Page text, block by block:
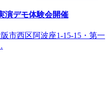
演デモ体験会開催
市西区阿波座1-15-15・第一